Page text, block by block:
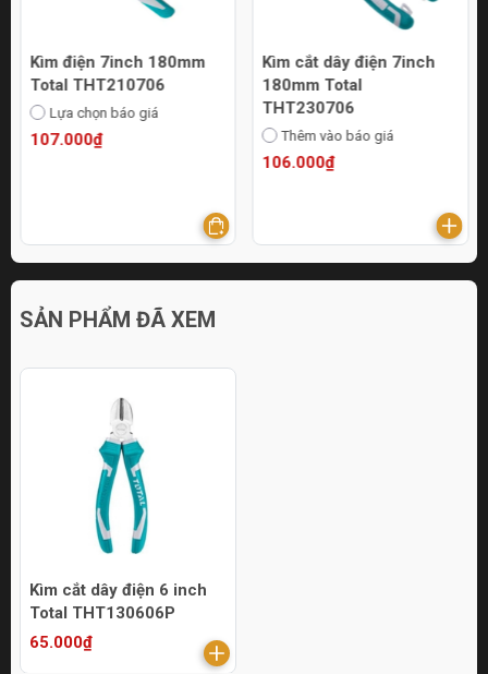
Kìm điện 7inch 180mm
Total THT210706
Lựa chọn báo giá
107.000₫
Kìm cắt dây điện 7inch
180mm Total
THT230706
Thêm vào báo giá
106.000₫
SẢN PHẨM ĐÃ XEM
Kìm cắt dây điện 6 inch
Total THT130606P
65.000₫